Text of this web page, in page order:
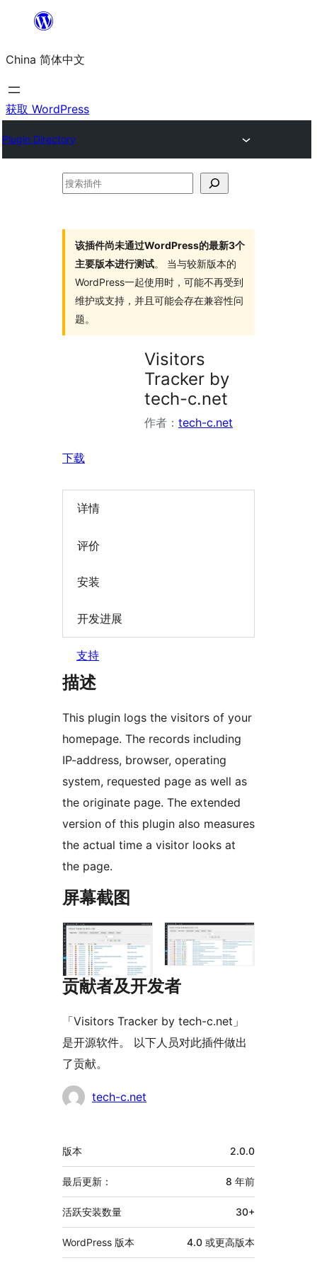
内
容
China 简体中文
获取 WordPress
Plugin Directory
搜
该插件尚未通过WordPress的最新3个
主要版本进行测试。 当与较新版本的
WordPress一起使用时，可能不再受到
维护或支持，并且可能会存在兼容性问
题。
Visitors
Tracker by
tech-c.net
作者： tech-c.net
下载
详情
评价
安装
开发进展
支持
描述
This plugin logs the visitors of your
homepage. The records including
IP-address, browser, operating
system, requested page as well as
the originate page. The extended
version of this plugin also measures
the actual time a visitor looks at
the page.
屏幕截图
贡献者及开发者
「Visitors Tracker by tech-c.net」
是开源软件。 以下人员对此插件做出
了贡献。
贡
tech-c.net
额
外
信
息
版本 2.0.0
最后更新： 8 年前
活跃安装数量 30+
WordPress 版本 4.0 或更高版本